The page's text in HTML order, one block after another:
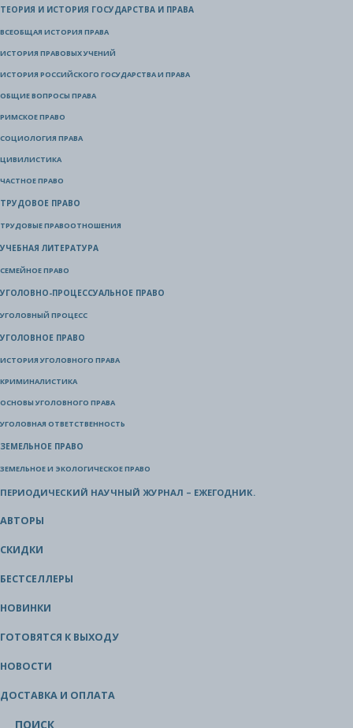
ТЕОРИЯ И ИСТОРИЯ ГОСУДАРСТВА И ПРАВА
ВСЕОБЩАЯ ИСТОРИЯ ПРАВА
ИСТОРИЯ ПРАВОВЫХ УЧЕНИЙ
ИСТОРИЯ РОССИЙСКОГО ГОСУДАРСТВА И ПРАВА
ОБЩИЕ ВОПРОСЫ ПРАВА
РИМСКОЕ ПРАВО
СОЦИОЛОГИЯ ПРАВА
ЦИВИЛИСТИКА
ЧАСТНОЕ ПРАВО
ТРУДОВОЕ ПРАВО
ТРУДОВЫЕ ПРАВООТНОШЕНИЯ
УЧЕБНАЯ ЛИТЕРАТУРА
СЕМЕЙНОЕ ПРАВО
УГОЛОВНО-ПРОЦЕССУАЛЬНОЕ ПРАВО
УГОЛОВНЫЙ ПРОЦЕСС
УГОЛОВНОЕ ПРАВО
ИСТОРИЯ УГОЛОВНОГО ПРАВА
КРИМИНАЛИСТИКА
ОСНОВЫ УГОЛОВНОГО ПРАВА
УГОЛОВНАЯ ОТВЕТСТВЕННОСТЬ
ЗЕМЕЛЬНОЕ ПРАВО
ЗЕМЕЛЬНОЕ И ЭКОЛОГИЧЕСКОЕ ПРАВО
ПЕРИОДИЧЕСКИЙ НАУЧНЫЙ ЖУРНАЛ – ЕЖЕГОДНИК.
АВТОРЫ
СКИДКИ
БЕСТСЕЛЛЕРЫ
НОВИНКИ
ГОТОВЯТСЯ К ВЫХОДУ
НОВОСТИ
ДОСТАВКА И ОПЛАТА
ПОИСК